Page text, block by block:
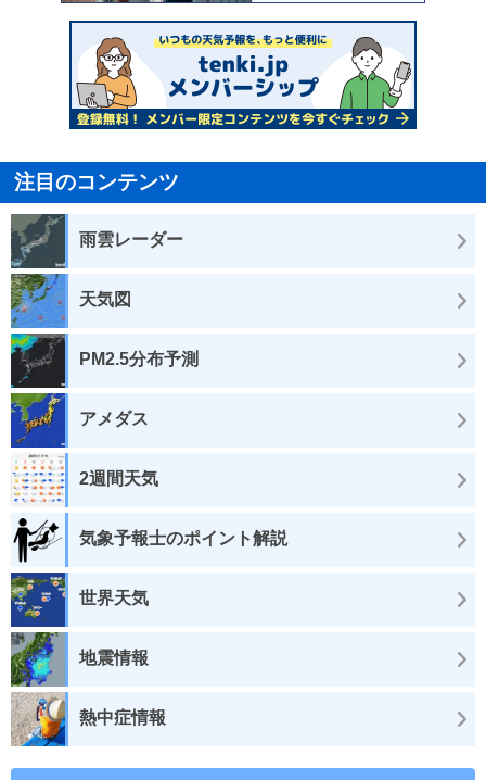
注目のコンテンツ
雨雲レーダー
天気図
PM2.5分布予測
アメダス
2週間天気
気象予報士のポイント解説
世界天気
地震情報
熱中症情報